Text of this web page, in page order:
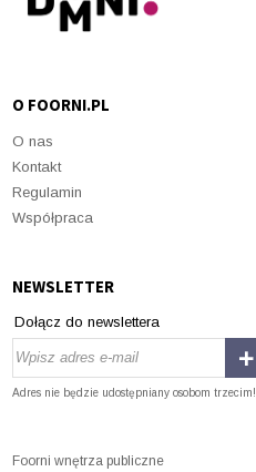
O FOORNI.PL
O nas
Kontakt
Regulamin
Współpraca
NEWSLETTER
Dołącz do newslettera
Adres nie będzie udostępniany osobom trzecim!
Foorni wnętrza publiczne